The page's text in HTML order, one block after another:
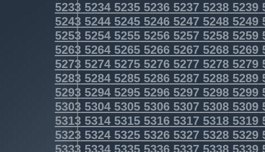
5233523452355236523752385239
5243524452455246524752485249
5253525452555256525752585259
5263526452655266526752685269
5273527452755276527752785279
5283528452855286528752885289
5293529452955296529752985299
5303530453055306530753085309
5313531453155316531753185319
5323532453255326532753285329
5333533453355336533753385339